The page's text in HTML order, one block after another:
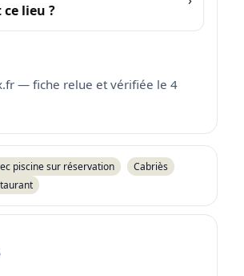
lieu ?
— fiche relue et vérifiée le 4
piscine sur réservation
Cabriès